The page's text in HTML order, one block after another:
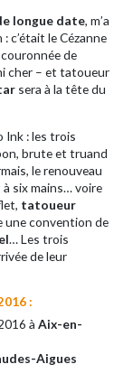
longue date, m’a
c’était le Cézanne
de
cher – et tatoueur
sera à la tête du
Ink : les trois
brute et truand
le renouveau
six mains… voire
tatoueur
une convention de
… Les trois
de leur
:
àAix-en-
Aigues